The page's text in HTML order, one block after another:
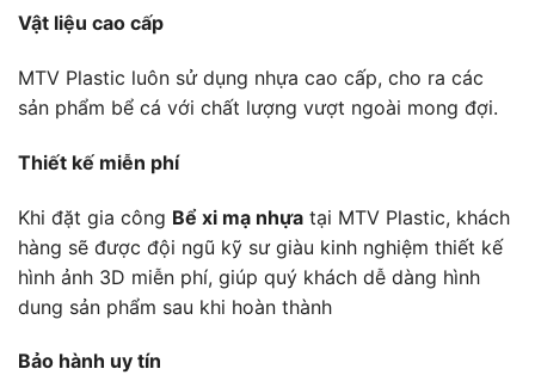
Vật liệu cao cấp
MTV Plastic luôn sử dụng nhựa cao cấp, cho ra các
sản phẩm bể cá với chất lượng vượt ngoài mong đợi.
Thiết kế miễn phí
Khi đặt gia công Bể xi mạ nhựa tại MTV Plastic, khách
hàng sẽ được đội ngũ kỹ sư giàu kinh nghiệm thiết kế
hình ảnh 3D miễn phí, giúp quý khách dễ dàng hình
dung sản phẩm sau khi hoàn thành
Bảo hành uy tín